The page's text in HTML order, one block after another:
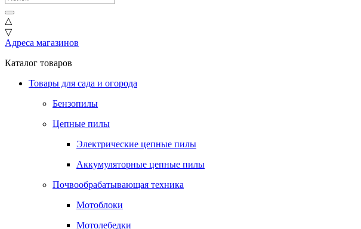
△
▽
Адреса магазинов
Каталог товаров
Товары для сада и огорода
Бензопилы
Цепные пилы
Электрические цепные пилы
Аккумуляторные цепные пилы
Почвообрабатывающая техника
Мотоблоки
Мотолебедки